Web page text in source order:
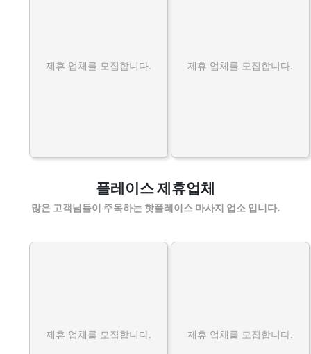
제휴 업체를 모집합니다. 제휴 업체를 모집합니다.
플레이스 제휴업체
많은 고객님들이 주목하는 핫플레이스 마사지 업소 입니다.
제휴 업체를 모집합니다. 제휴 업체를 모집합니다.